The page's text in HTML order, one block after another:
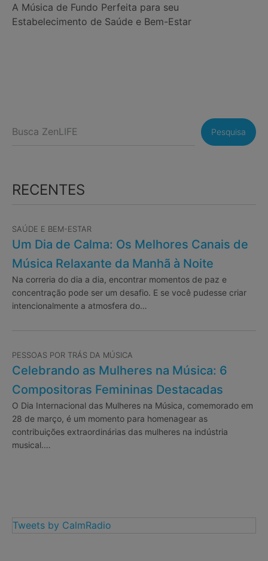
A Música de Fundo Perfeita para seu
Estabelecimento de Saúde e Bem-Estar
Pesquisa
RECENTES
SAÚDE E BEM-ESTAR
Um Dia de Calma: Os Melhores Canais de
Música Relaxante da Manhã à Noite
Na correria do dia a dia, encontrar momentos de paz e
concentração pode ser um desafio. E se você pudesse criar
intencionalmente a atmosfera do…
PESSOAS POR TRÁS DA MÚSICA
Celebrando as Mulheres na Música: 6
Compositoras Femininas Destacadas
O Dia Internacional das Mulheres na Música, comemorado em
28 de março, é um momento para homenagear as
contribuições extraordinárias das mulheres na indústria
musical.…
Tweets by CalmRadio